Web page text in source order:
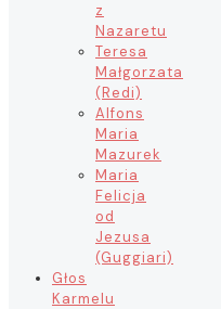
z
Nazaretu
Teresa
Małgorzata
(Redi)
Alfons
Maria
Mazurek
Maria
Felicja
od
Jezusa
(Guggiari)
Głos
Karmelu